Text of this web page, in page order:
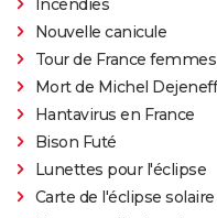
Incendies
Nouvelle canicule
Tour de France femmes
Mort de Michel
Hantavirus en France
Bison Futé
Lunettes pour l'éclipse
Carte de l'éclipse solaire